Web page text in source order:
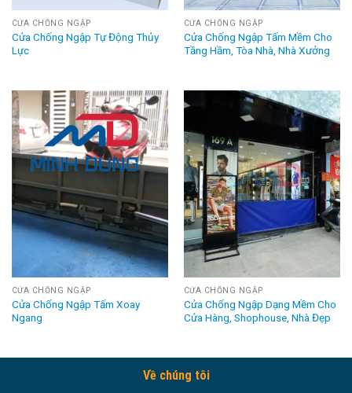
CỬA CHỐNG NGẬP
Cửa Chống Ngập Tự Động Thủy
Lực
CỬA CHỐNG NGẬP
Cửa Chống Ngập Tấm Mềm Cho
Tầng Hầm, Tòa Nhà, Nhà Xưởng
CỬA CHỐNG NGẬP
Cửa Chống Ngập Tấm Xoay
Ngang
CỬA CHỐNG NGẬP
Cửa Chống Ngập Dạng Mềm Cho
Cửa Hàng, Shophouse, Nhà Đẹp
Về chúng tôi